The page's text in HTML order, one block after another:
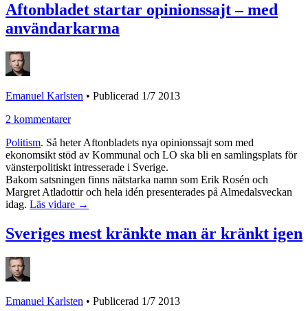
Aftonbladet startar opinionssajt – med
användarkarma
Emanuel Karlsten • Publicerad 1/7 2013
2 kommentarer
Politism. Så heter Aftonbladets nya opinionssajt som med
ekonomsikt stöd av Kommunal och LO ska bli en samlingsplats för
vänsterpolitiskt intresserade i Sverige.
Bakom satsningen finns nätstarka namn som Erik Rosén och
Margret Atladottir och hela idén presenterades på Almedalsveckan
idag. Läs vidare →
Sveriges mest kränkte man är kränkt igen
Emanuel Karlsten • Publicerad 1/7 2013